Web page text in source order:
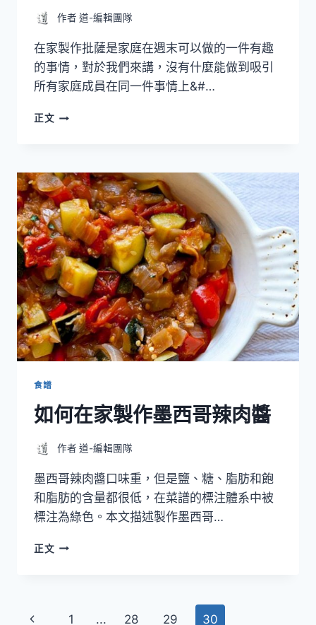
作者 道-編輯團隊
在家製作批薩是家庭在週末可以做的一件有趣
的事情，對於我們來講，沒有什麼能做到吸引
所有家庭成員在同一件事情上&#…
正文如
製
作
美
味
的
美
式
家
庭
批
薩
食譜
如何在家製作墨西哥辣肉醬
作者 道-編輯團隊
墨西哥辣肉醬口味重，但是鹽、糖、脂肪和飽
和脂肪的含量都很低，在菜譜的標注體系中被
標注為綠色。本文描述製作墨西哥…
正文如
Page
Previous
1 ... 28 29 30